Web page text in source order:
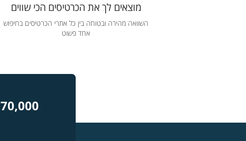
מוצאים לך את הכרטיסים הכי שווים
השוואה מהירה ובטוחה בין כל אתרי הכרטיסים בחיפוש
אחד פשוט
70,000